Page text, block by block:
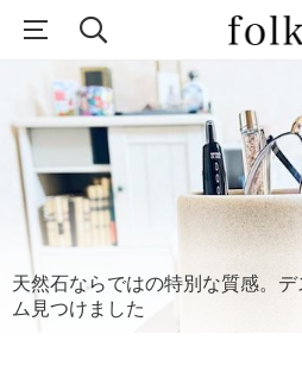
天然石ならではの特別な質感。
ム見つけました